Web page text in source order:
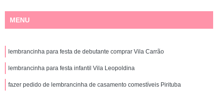
MENU
lembrancinha para festa de debutante comprar Vila Carrão
lembrancinha para festa infantil Vila Leopoldina
fazer pedido de lembrancinha de casamento comestíveis Pirituba